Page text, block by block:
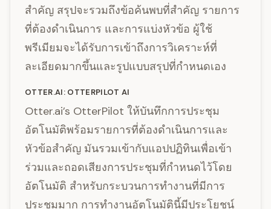
สำคัญ สรุปจะรวมถึงข้อค้นพบที่สำคัญ รายการ
ที่ต้องดำเนินการ และการแบ่งหัวข้อ ผู้ใช้
พรีเมียมจะได้รับการเข้าถึงการวิเคราะห์ที่
ละเอียดมากขึ้นและรูปแบบสรุปที่กำหนดเอง
OTTER.AI: OTTERPILOT AI
Otter.ai’s OtterPilot ให้บันทึกการประชุม
อัตโนมัติพร้อมรายการที่ต้องดำเนินการและ
หัวข้อสำคัญ มันรวมเข้ากับแอปปฏิทินเพื่อเข้า
ร่วมและถอดเสียงการประชุมที่กำหนดไว้โดย
อัตโนมัติ สำหรับกระบวนการทำงานที่มีการ
ประชุมมาก การทำงานอัตโนมัตินี้มีประโยชน์